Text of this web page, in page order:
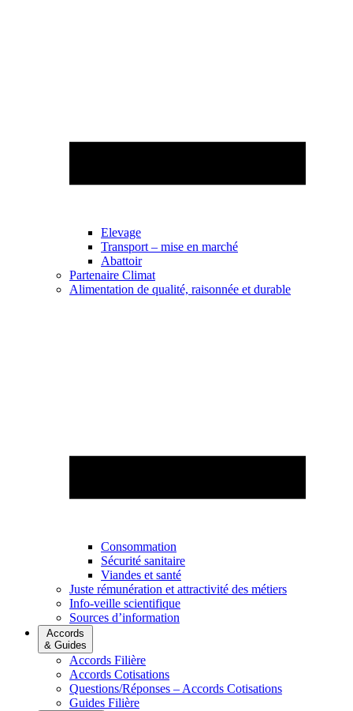
Elevage
Transport – mise en marché
Abattoir
Partenaire Climat
Alimentation de qualité, raisonnée et durable
Consommation
Sécurité sanitaire
Viandes et santé
Juste rémunération et attractivité des métiers
Info-veille scientifique
Sources d’information
Accords
& Guides
Accords Filière
Accords Cotisations
Questions/Réponses – Accords Cotisations
Guides Filière